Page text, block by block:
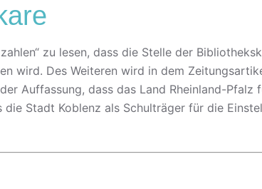
zu lesen, dass die Stelle der
wird. Des Weiteren wird in dem
Auffassung, dass das Land Rheinland-Pfalz
Stadt Koblenz als Schulträger für die